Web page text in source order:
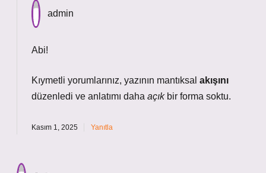
Abi!
Kıymetli yorumlarınız, yazının mantıksal akışını
düzenledi ve anlatımı daha açıkbir forma soktu.
Kasım 1, 2025 Yanıtla